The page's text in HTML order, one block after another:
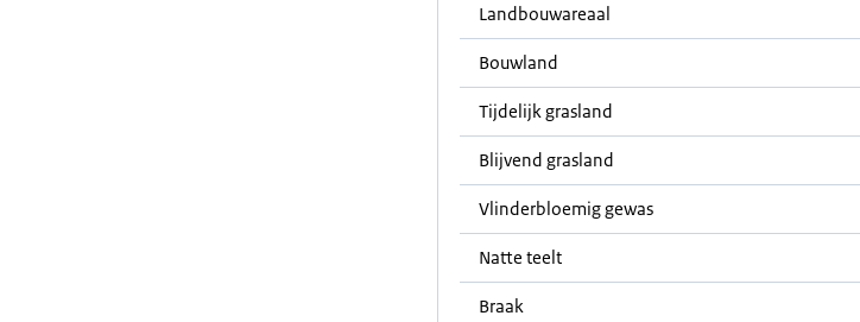
Landbouwareaal
Bouwland
Tijdelijk grasland
Blijvend grasland
Vlinderbloemig gewas
Natte teelt
Braak